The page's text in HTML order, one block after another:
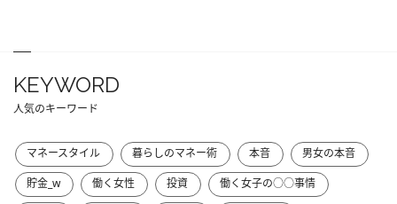
KEYWORD
人気のキーワード
マネースタイル 暮らしのマネー術 本音
男女の本音
貯金_w
働く女性 投資
働く女子の○○事情